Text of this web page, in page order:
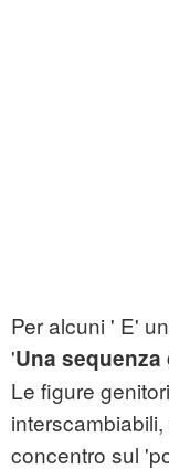
Per alcuni ' E'
'Una
Le figure
concentro sul